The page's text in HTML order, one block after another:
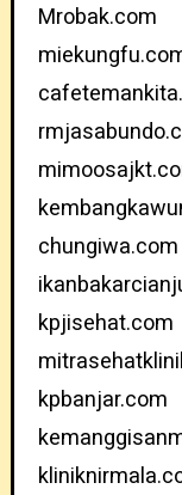
Mrobak.com
chungiwa.com
kpjisehat.com
kpbanjar.com